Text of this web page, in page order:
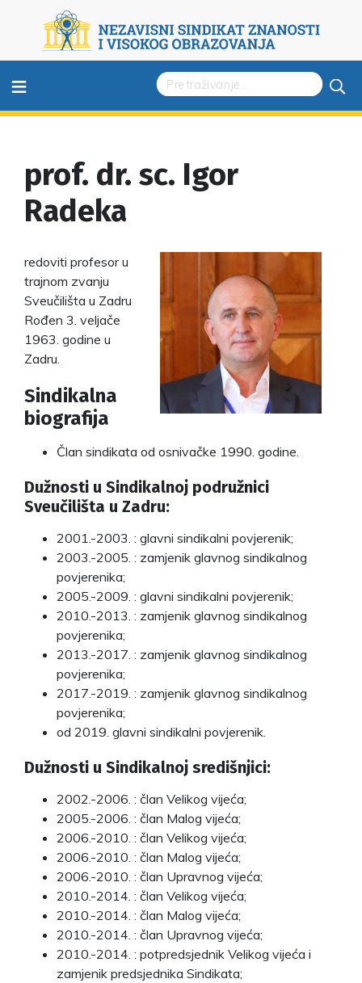
≡
prof. dr. sc. Igor
Radeka
redoviti profesor u
trajnom zvanju
Sveučilišta u Zadru
Rođen 3. veljače
1963. godine u
Zadru.
Sindikalna
biografija
Član sindikata od osnivačke 1990. godine.
Dužnosti u Sindikalnoj podružnici
Sveučilišta u Zadru:
2001.-2003. : glavni sindikalni povjerenik;
2003.-2005. : zamjenik glavnog sindikalnog
povjerenika;
2005.-2009. : glavni sindikalni povjerenik;
2010.-2013. : zamjenik glavnog sindikalnog
povjerenika;
2013.-2017. : zamjenik glavnog sindikalnog
povjerenika;
2017.-2019. : zamjenik glavnog sindikalnog
povjerenika;
od 2019. glavni sindikalni povjerenik.
Dužnosti u Sindikalnoj središnjici:
2002.-2006. : član Velikog vijeća;
2005.-2006. : član Malog vijeća;
2006.-2010. : član Velikog vijeća;
2006.-2010. : član Malog vijeća;
2006.-2010. : član Upravnog vijeća;
2010.-2014. : član Velikog vijeća;
2010.-2014. : član Malog vijeća;
2010.-2014. : član Upravnog vijeća;
2010.-2014. : potpredsjednik Velikog vijeća i
zamjenik predsjednika Sindikata;